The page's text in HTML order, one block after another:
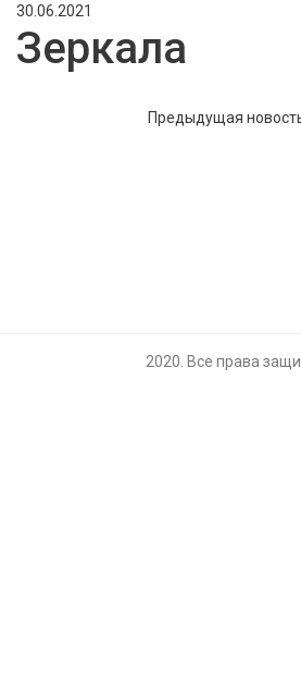
30.06.2021
Зеркала
Предыдущая
2020. Все права